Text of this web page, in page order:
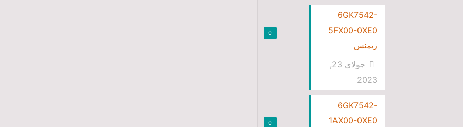
0
6GK7542-
5FX00-0XE0
زیمنس
جولای 23,
2023
0
6GK7542-
1AX00-0XE0